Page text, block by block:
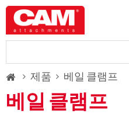
Skip
main
잔차 용
Breadcrumb
제품 베일 클램프
베일 클램프